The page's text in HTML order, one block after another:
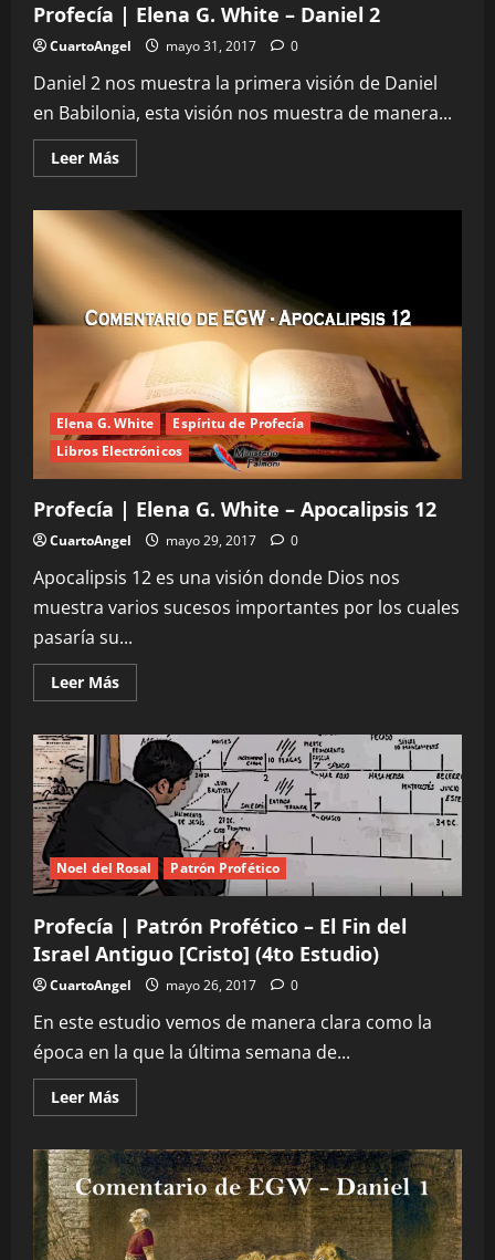
Profecía | Elena G. White – Daniel 2
CuartoAngel mayo 31, 2017 0
Daniel 2 nos muestra la primera visión de Daniel
en Babilonia, esta visión nos muestra de manera...
Leer MásLeer
más
Profecía
|
Elena
G.
White
Daniel
2
Elena G. White
Espíritu de Profecía
Libros Electrónicos
Profecía | Elena G. White – Apocalipsis 12
CuartoAngel mayo 29, 2017 0
Apocalipsis 12 es una visión donde Dios nos
muestra varios sucesos importantes por los cuales
pasaría su...
Leer MásLeer
más
Profecía
|
Elena
G.
White
Apocalipsis
12
Noel del Rosal Patrón Profético
Profecía | Patrón Profético – El Fin del
Israel Antiguo [Cristo] (4to Estudio)
CuartoAngel mayo 26, 2017 0
En este estudio vemos de manera clara como la
época en la que la última semana de...
Leer MásLeer
más
Profecía
|
Patrón
Profético
El
Fin